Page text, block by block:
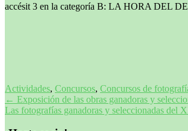
accésit 3 en la categoría B: LA HORA DEL
Actividades, Concursos, Concursos de
Navegación
de
entradas
← Exposición de las obras ganadoras y
Las fotografías ganadoras y seleccionadas